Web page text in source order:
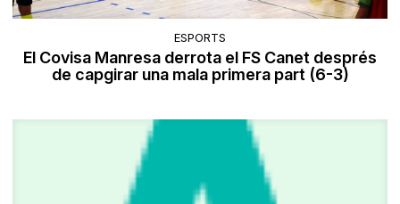
ESPORTS
El Covisa Manresa derrota el FS Canet després
de capgirar una mala primera part (6-3)